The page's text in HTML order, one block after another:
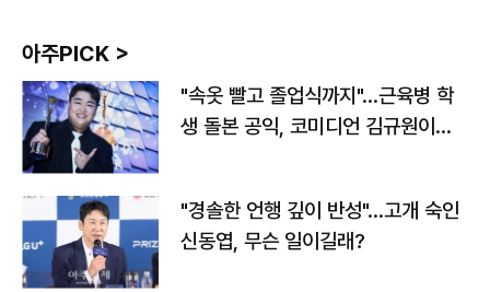
아주PICK >
"속옷 빨고 졸업식까지"…근육병 학
생 돌본 공익, 코미디언 김규원이었
"경솔한 언행 깊이 반성"…고개 숙인
신동엽, 무슨 일이길래?